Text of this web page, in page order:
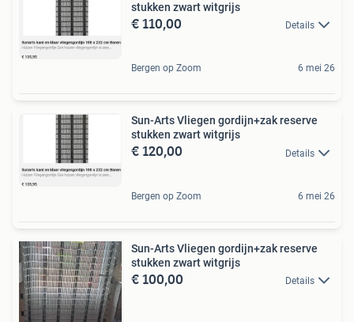
stukken zwart witgrijs
€ 110,00 Details
Bergen op Zoom 6 mei 26
Sun-Arts Vliegen gordijn+zak reserve
stukken zwart witgrijs
€ 120,00 Details
Bergen op Zoom 6 mei 26
Sun-Arts Vliegen gordijn+zak reserve
stukken zwart witgrijs
€ 100,00 Details